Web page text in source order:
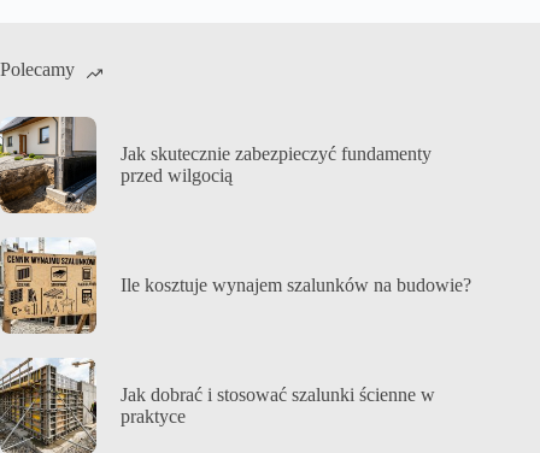
Polecamy
Jak skutecznie zabezpieczyć fundamenty
przed wilgocią
Ile kosztuje wynajem szalunków na budowie?
Jak dobrać i stosować szalunki ścienne w
praktyce